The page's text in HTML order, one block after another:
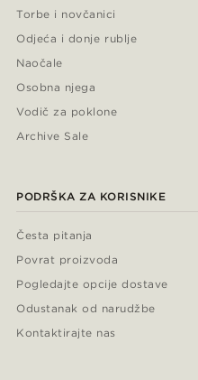
Torbe i novčanici
Odjeća i donje rublje
Naočale
Osobna njega
Vodič za poklone
Archive Sale
PODRŠKA ZA KORISNIKE
Česta pitanja
Povrat proizvoda
Pogledajte opcije dostave
Odustanak od narudžbe
Kontaktirajte nas